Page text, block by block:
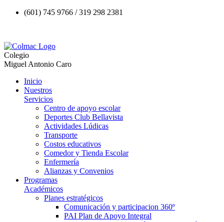
(601) 745 9766 / 319 298 2381
Colegio
Miguel Antonio Caro
Inicio
Nuestros
Servicios
Centro de apoyo escolar
Deportes Club Bellavista
Actividades Lúdicas
Transporte
Costos educativos
Comedor y Tienda Escolar
Enfermería
Alianzas y Convenios
Programas
Académicos
Planes estratégicos
Comunicación y participacion 360º
PAI Plan de Apoyo Integral